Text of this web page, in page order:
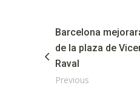
Barcelona
de la plaza de
Raval
Previous